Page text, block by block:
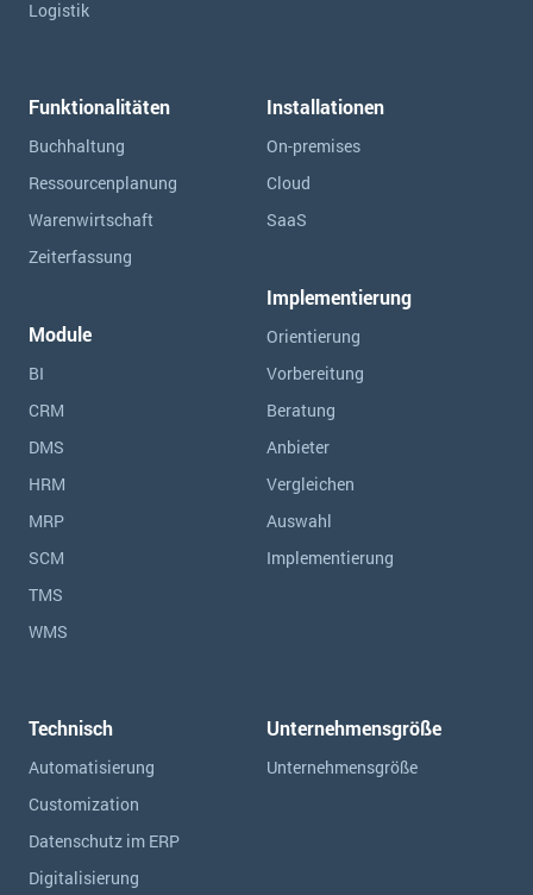
Logistik
Funktionalitäten
Buchhaltung
Ressourcen­planung
Warenwirtschaft
Zeiterfassung
Module
BI
CRM
DMS
HRM
MRP
SCM
TMS
WMS
Installationen
On-premises
Cloud
SaaS
Implementierung
Orientierung
Vorbereitung
Beratung
Anbieter
Vergleichen
Auswahl
Implementierung
Technisch
Automatisierung
Customization
Datenschutz im ERP
Digitalisierung
Unternehmensgröße
Unternehmensgröße